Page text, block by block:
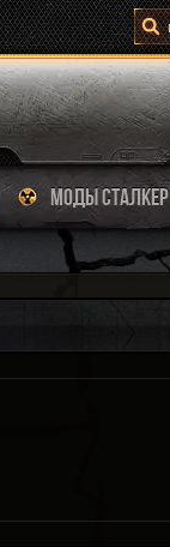
МОДЫ СТАЛКЕР